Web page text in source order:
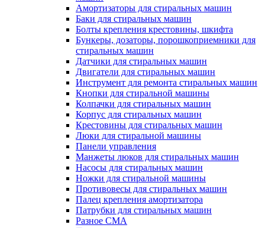
Амортизаторы для стиральных машин
Баки для стиральных машин
Болты крепления крестовины, шкифта
Бункеры, дозаторы, порошкоприемники для
стиральных машин
Датчики для стиральных машин
Двигатели для стиральных машин
Инструмент для ремонта стиральных машин
Кнопки для стиральной машины
Колпачки для стиральных машин
Корпус для стиральных машин
Крестовины для стиральных машин
Люки для стиральной машины
Панели управления
Манжеты люков для стиральных машин
Насосы для стиральных машин
Ножки для стиральной машины
Противовесы для стиральных машин
Палец крепления амортизатора
Патрубки для стиральных машин
Разное СМА